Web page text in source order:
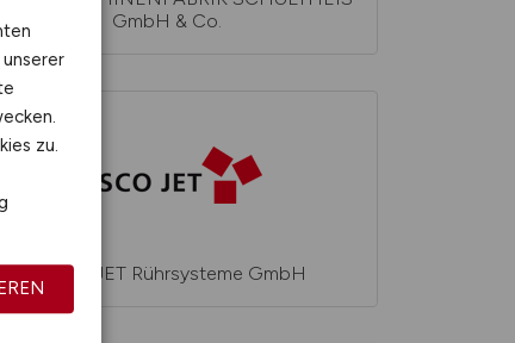
GmbH & Co.
VISCO JET Rührsysteme GmbH
zu.